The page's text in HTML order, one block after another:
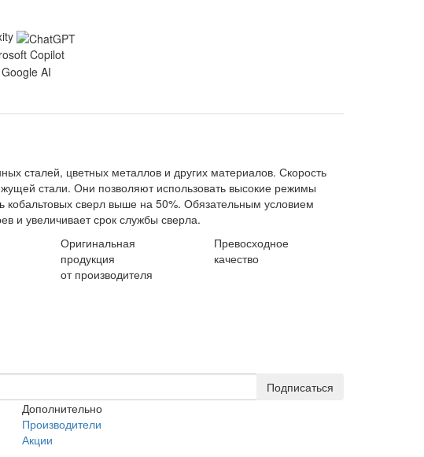
Copilot
Google AI
сталей, цветных металлов и других материалов. Скорость
стали. Они позволяют использовать высокие режимы
кобальтовых сверл выше на 50%. Обязательным условием
и увеличивает срок службы сверла.
Оригинальная
продукция
от производителя
Превосходное
качество
Подписаться
Дополнительно
Производители
Акции